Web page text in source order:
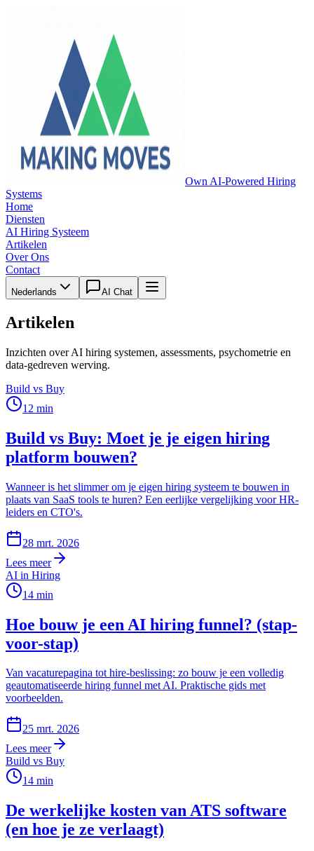
Own AI-Powered Hiring
Systems
Home
Diensten
AI Hiring Systeem
Artikelen
Over Ons
Contact
Nederlands AI Chat
Artikelen
Inzichten over AI hiring systemen, assessments, psychometrie en
data-gedreven werving.
Build vs Buy
12 min
Build vs Buy: Moet je je eigen hiring
platform bouwen?
Wanneer is het slimmer om je eigen hiring systeem te bouwen in
plaats van SaaS tools te huren? Een eerlijke vergelijking voor HR-
leiders en CTO's.
28 mrt. 2026
Lees meer
AI in Hiring
14 min
Hoe bouw je een AI hiring funnel? (stap-
voor-stap)
Van vacaturepagina tot hire-beslissing: zo bouw je een volledig
geautomatiseerde hiring funnel met AI. Praktische gids met
voorbeelden.
25 mrt. 2026
Lees meer
Build vs Buy
14 min
De werkelijke kosten van ATS software
(en hoe je ze verlaagt)